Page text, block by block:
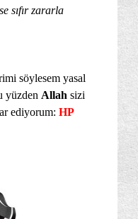
sıfır zararla
söylesem yasal
yüzden Allah sizi
ediyorum: HP